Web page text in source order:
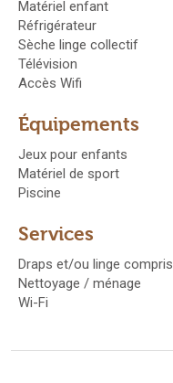
Matériel enfant
Réfrigérateur
Sèche linge collectif
Télévision
Accès Wifi
Équipements
Jeux pour enfants
Matériel de sport
Piscine
Services
Draps et/ou linge compris
Nettoyage / ménage
Wi-Fi